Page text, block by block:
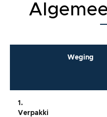
Weging
1.
Verpakki